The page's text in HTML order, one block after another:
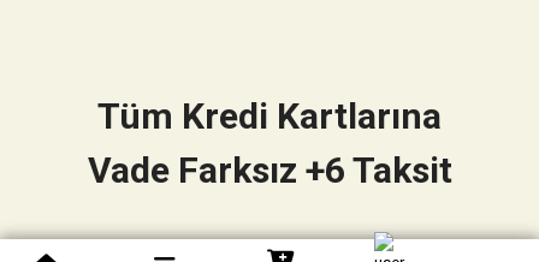
Tüm Kredi Kartlarına
Vade Farksız +6 Taksit